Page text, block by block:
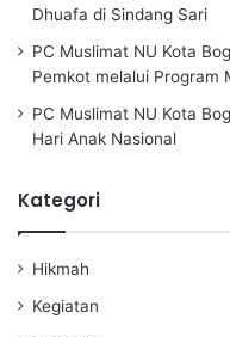
Dhuafa di Sindang Sari
PC Muslimat NU Kota
Pemkot melalui Program
PC Muslimat NU Kota
Hari Anak Nasional
Kategori
Hikmah
Kegiatan